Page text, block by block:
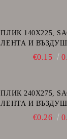
ПЛИК 140Х225,
ЛЕНТА И
€0.15
ПЛИК 240Х275,
ЛЕНТА И
€0.26